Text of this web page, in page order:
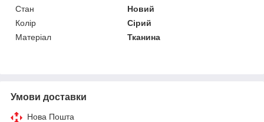
Стан
Новий
Колір
Сірий
Матеріал
Тканина
Умови доставки
Нова Пошта